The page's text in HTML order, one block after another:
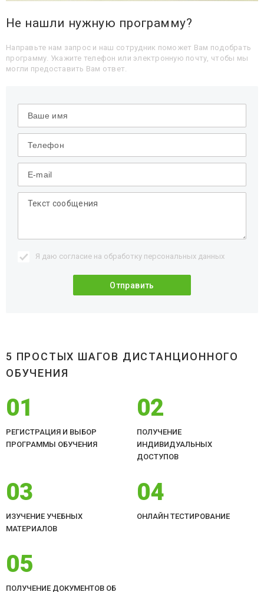
Не нашли нужную программу?
Направьте нам запрос и наш сотрудник поможет Вам подобрать
программу. Укажите телефон или электронную почту, чтобы мы
могли предоставить Вам ответ.
Я даю согласие на обработку персональных данных
5 ПРОСТЫХ ШАГОВ ДИСТАНЦИОННОГО
ОБУЧЕНИЯ
01
РЕГИСТРАЦИЯ И ВЫБОР
ПРОГРАММЫ ОБУЧЕНИЯ
02
ПОЛУЧЕНИЕ
ИНДИВИДУАЛЬНЫХ
ДОСТУПОВ
03
ИЗУЧЕНИЕ УЧЕБНЫХ
МАТЕРИАЛОВ
04
ОНЛАЙН ТЕСТИРОВАНИЕ
05
ПОЛУЧЕНИЕ ДОКУМЕНТОВ ОБ